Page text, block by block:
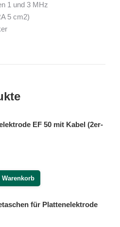
1 und 3 MHz
5 cm2)
EF 50 mit Kabel (2er-
Warenkorb
für Plattenelektrode